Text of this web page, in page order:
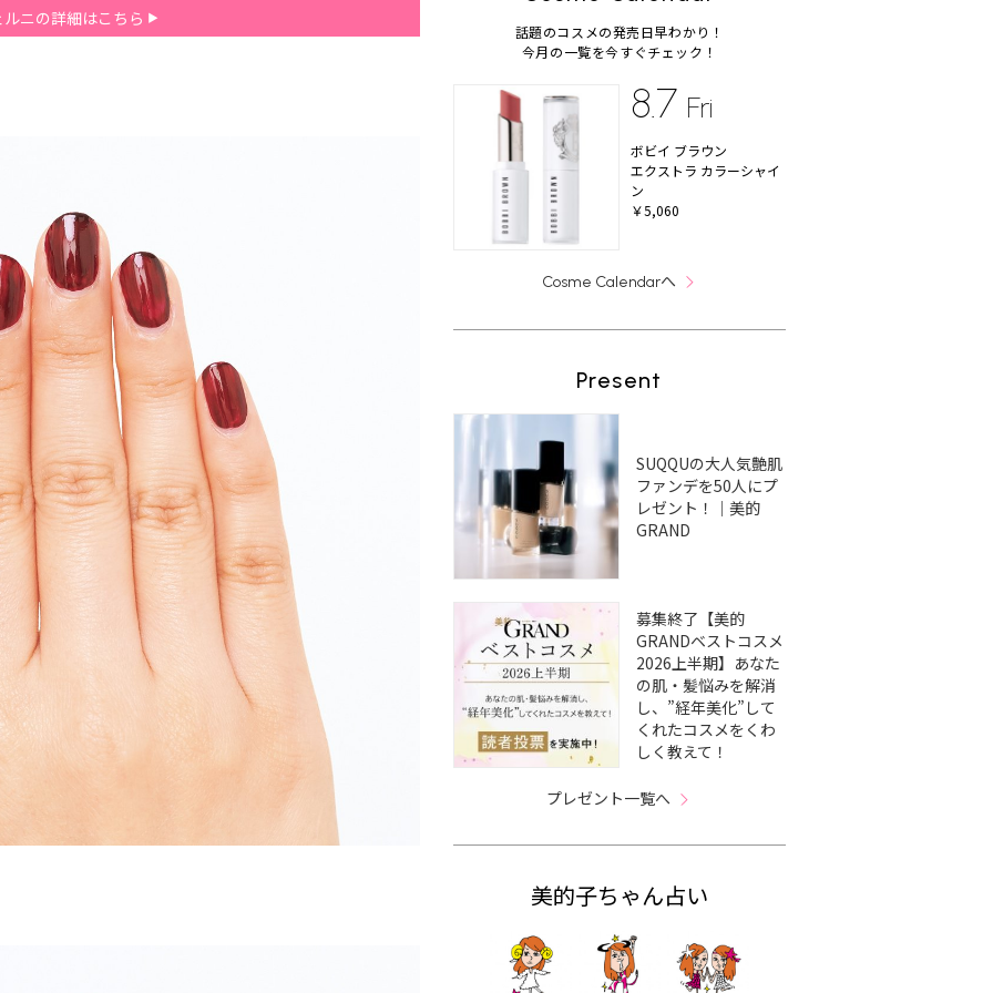
ニの詳細はこちら
話題のコスメの発売日早わかり！
今月の一覧を今すぐチェック！
8.7 Fri
ボビイ ブラウン
エクストラ カラーシャイ
ン
￥5,060
Cosme Calendarへ
Present
SUQQUの大人気艶肌
ファンデを50人にプ
レゼント！｜美的
GRAND
募集終了【美的
GRANDベストコスメ
2026上半期】あなた
の肌・髪悩みを解消
し、”経年美化”して
くれたコスメをくわ
しく教えて！
プレゼント一覧へ
美的子ちゃん占い